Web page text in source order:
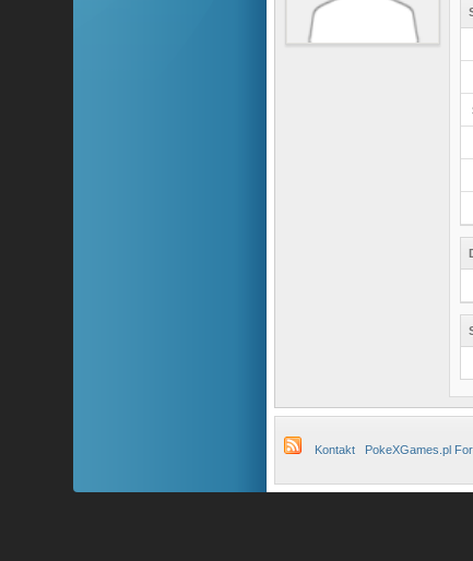
Kontakt PokeXGames.pl